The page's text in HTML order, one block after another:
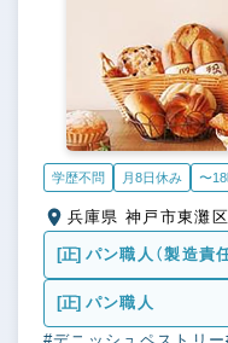
学歴不問 月8日休み 〜
[正] パン職人（製造責
[正] パン職人